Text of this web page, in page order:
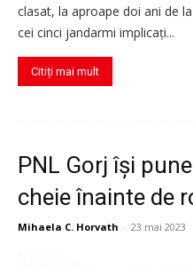
clasat, la aproape doi ani de
cei cinci jandarmi implicați...
Citiți mai mult
PNL Gorj își
cheie înainte de
Mihaela C. Horvath - 23 mai 2023